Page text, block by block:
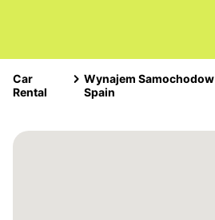
Car
Rental
Wynajem Samochodow
Spain